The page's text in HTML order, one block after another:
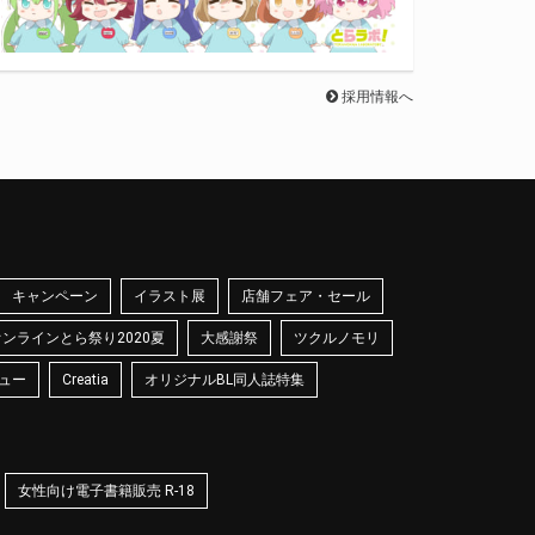
採用情報へ
キャンペーン イラスト展 店舗フェア・セール
ラインとら祭り2020夏 大感謝祭 ツクルノモリ
ー Creatia オリジナルBL同人誌特集
女性向け電子書籍販売 R-18